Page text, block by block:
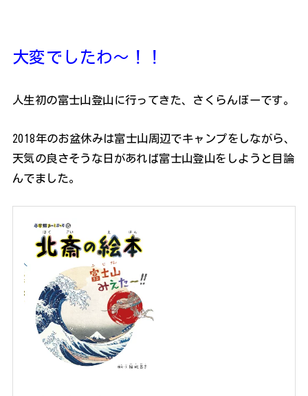
大変でしたわ～！！
人生初の富士山登山に行ってきた、さくらんぼーです。
2018年のお盆休みは富士山周辺でキャンプをしながら、
天気の良さそうな日があれば富士山登山をしようと目論
んでました。